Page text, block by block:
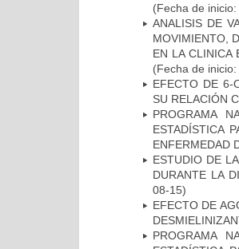
(Fecha de
ANALISIS DE
MOVIMIENTO,
EN LA CLINICA
(Fecha de
EFECTO DE 6-
SU RELACIÓN
PROGRAMA
ESTADÍSTICA
ENFERMEDAD
ESTUDIO DE
DURANTE LA
08-15)
EFECTO DE
PROGRAMA